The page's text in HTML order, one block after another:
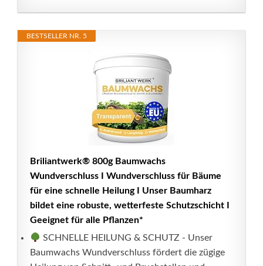
BESTSELLER NR. 5
Briliantwerk®️ 800g Baumwachs
Wundverschluss I Wundverschluss für Bäume
für eine schnelle Heilung I Unser Baumharz
bildet eine robuste, wetterfeste Schutzschicht I
Geeignet für alle Pflanzen*
SCHNELLE HEILUNG & SCHUTZ - Unser
Baumwachs Wundverschluss fördert die zügige